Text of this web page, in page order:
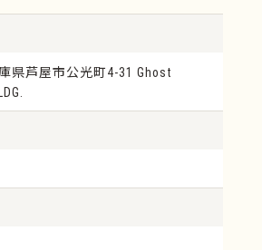
県芦屋市公光町4-31 Ghost